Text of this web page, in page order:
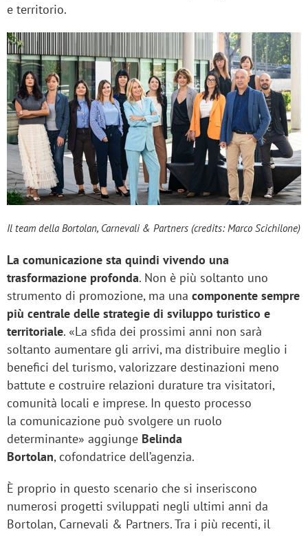
e territorio.
Il team della Bortolan, Carnevali & Partners (credits: Marco Scichilone)
La comunicazione sta quindi vivendo una
trasformazione profonda. Non è più soltanto uno
strumento di promozione, ma una componente sempre
più centrale delle strategie di sviluppo turistico e
territoriale. «La sfida dei prossimi anni non sarà
soltanto aumentare gli arrivi, ma distribuire meglio i
benefici del turismo, valorizzare destinazioni meno
battute e costruire relazioni durature tra visitatori,
comunità locali e imprese. In questo processo
la comunicazione può svolgere un ruolo
determinante» aggiunge Belinda
Bortolan, cofondatrice dell’agenzia.
È proprio in questo scenario che si inseriscono
numerosi progetti sviluppati negli ultimi anni da
Bortolan, Carnevali & Partners. Tra i più recenti, il